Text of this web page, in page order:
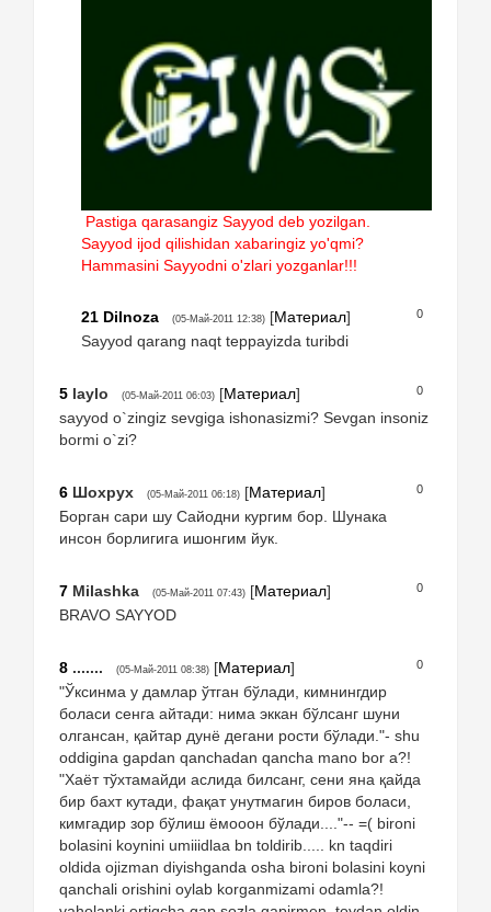
Pastiga qarasangiz Sayyod deb yozilgan.
Sayyod ijod qilishidan xabaringiz yo'qmi?
Hammasini Sayyodni o'zlari yozganlar!!!
0
21 Dilnoza (05-Май-2011 12:38) [Материал]
Sayyod qarang naqt teppayizda turibdi
0
5 laylo (05-Май-2011 06:03) [Материал]
sayyod o`zingiz sevgiga ishonasizmi? Sevgan insoniz
bormi o`zi?
0
6 Шохрух (05-Май-2011 06:18) [Материал]
Борган сари шу Сайодни кургим бор. Шунака
инсон борлигига ишонгим йук.
0
7 Milashka (05-Май-2011 07:43) [Материал]
BRAVO SAYYOD
0
8 ....... (05-Май-2011 08:38) [Материал]
"Ўксинма у дамлар ўтган бўлади, кимнингдир
боласи сенга айтади: нима эккан бўлсанг шуни
олгансан, қайтар дунё дегани рости бўлади."- shu
oddigina gapdan qanchadan qancha mano bor a?!
"Хаёт тўхтамайди аслида билсанг, сени яна қайда
бир бахт кутади, фақат унутмагин биров боласи,
кимгадир зор бўлиш ёмооон бўлади...."-- =( bironi
bolasini koynini umiiidlaa bn toldirib..... kn taqdiri
oldida ojizman diyishganda osha bironi bolasini koyni
qanchali orishini oylab korganmizami odamla?!